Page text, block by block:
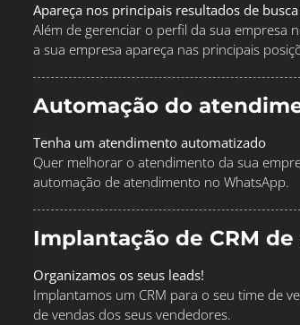
Apareça nos principais resultados de
Além de gerenciar o perfil da sua empresa
a sua empresa apareça nas principais
Automação do
Tenha um atendimento automatizado
Quer melhorar o atendimento da sua
automação de atendimento no WhatsApp.
Implantação de CRM
Organizamos os seus leads!
Implantamos um CRM para o seu time de
de vendas dos seus vendedores.